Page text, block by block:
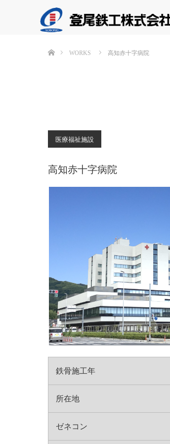
WORKS 高知赤十字病院
医療福祉施設
高知赤十字病院
鉄骨施工年
所在地
ゼネコン